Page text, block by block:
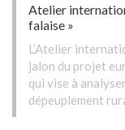
Atelier
falaise »
L’Atelier
jalon du projet
qui vise à
dépeuplement